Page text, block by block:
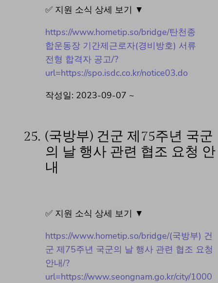
✅ 지원 소식 상세 보기 ▼
https://www.hometip.so/bridge/탄천종
합운동장 기간제근로자(경비방호) 서류
전형 합격자 공고/?
url=https://spo.isdc.co.kr/notice03.do
작성일: 2023-09-07 ~
25. (국방부) 건군 제75주년 국군
의 날 행사 관련 협조 요청 안
내
✅ 지원 소식 상세 보기 ▼
https://www.hometip.so/bridge/(국방부) 건
군 제75주년 국군의 날 행사 관련 협조 요청
안내/?
url=https://www.seongnam.go.kr/city/1000